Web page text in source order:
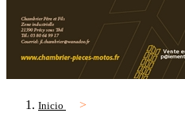
Inicio